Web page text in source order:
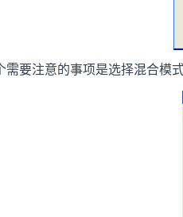
要注意的事项是选择混合模式